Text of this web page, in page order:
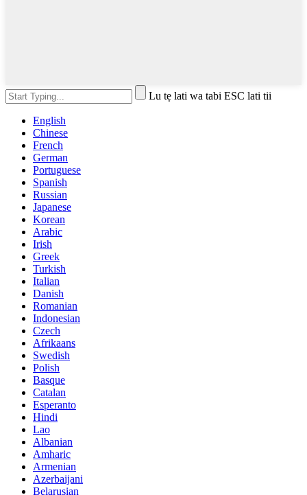
Lu tẹ lati wa tabi ESC lati tii
English
Chinese
French
German
Portuguese
Spanish
Russian
Japanese
Korean
Arabic
Irish
Greek
Turkish
Italian
Danish
Romanian
Indonesian
Czech
Afrikaans
Swedish
Polish
Basque
Catalan
Esperanto
Hindi
Lao
Albanian
Amharic
Armenian
Azerbaijani
Belarusian